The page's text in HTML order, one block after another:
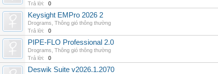
Trả lời:
0
Keysight EMPro 2026 2
Drograms Thông gió thông thường
Trả lời:
0
PIPE-FLO Professional 2.0
Drograms Thông gió thông thường
Trả lời:
0
Deswik Suite v2026.1.2070